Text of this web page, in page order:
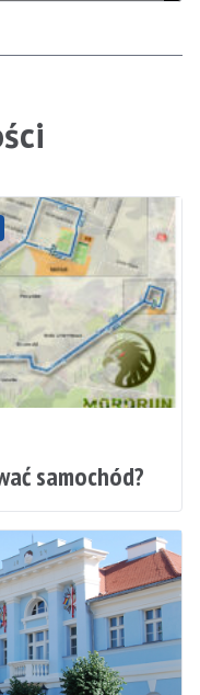
samochód?